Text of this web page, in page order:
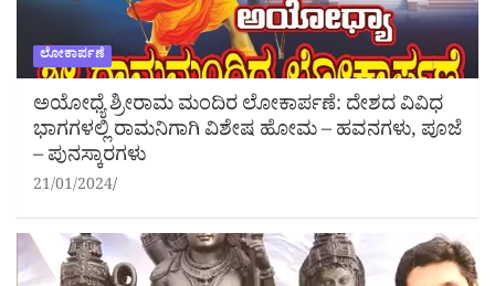
ಲೋಕಾರ್ಪಣೆ
ಅಯೋಧ್ಯೆ ಶ್ರೀರಾಮ ಮಂದಿರ ಲೋಕಾರ್ಪಣೆ: ದೇಶದ ವಿವಿಧ
ಭಾಗಗಳಲ್ಲಿ ರಾಮನಿಗಾಗಿ ವಿಶೇಷ ಹೋಮ – ಹವನಗಳು, ಪೂಜೆ
– ಪುನಸ್ಕಾರಗಳು
21/01/2024